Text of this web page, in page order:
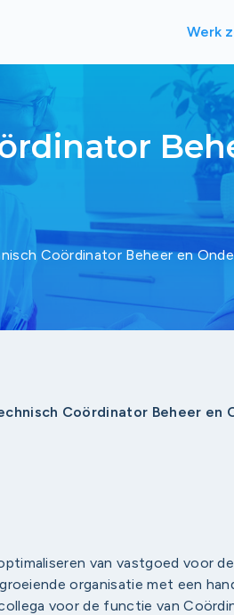
Werk
Coördinator Beheer en
Coördinator Beheer en
van vastgoed voor
organisatie met een
voor de functie van